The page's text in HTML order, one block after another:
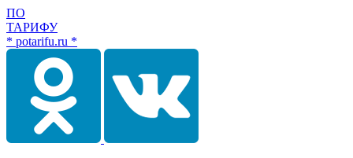
ПО
ТАРИФУ
* potarifu.ru *